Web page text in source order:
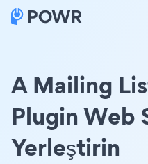
A Mailing
Plugin Web
Yerleştirin